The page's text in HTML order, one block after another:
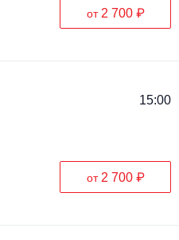
от 2 700 ₽
15:00
от 2 700 ₽